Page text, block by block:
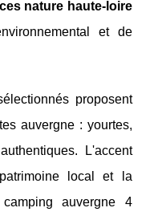
nature haute-loire
et de
proposent
auvergne : yourtes,
L'accent
local et la
auvergne 4